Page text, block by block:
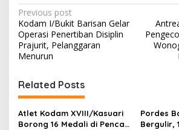
P
o
s
n
a
v
Previous post
Kodam I/Bukit Barisan Gelar
Operasi Penertiban Disiplin
Prajurit, Pelanggaran
Menurun
Related Posts
Atlet Kodam XVIII/Kasuari
Borong 16 Medali di Pencak
Pordes
Bergulir,